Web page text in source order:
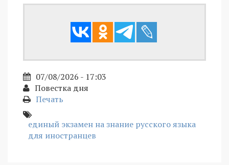
07/08/2026 - 17:03
Повестка дня
Печать
единый экзамен на знание русского языка
для иностранцев